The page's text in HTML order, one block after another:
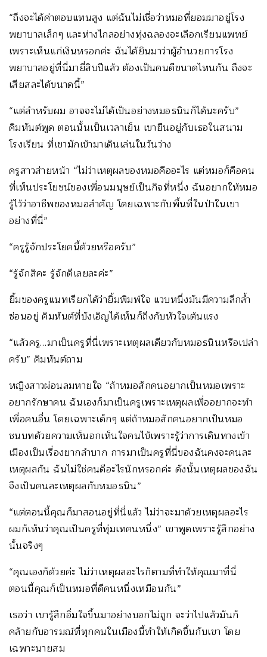
“ถึงจะได้ค่าตอบแทนสูง แต่ฉันไม่เชื่อว่าหมอที่ยอมมาอยู่โรง
พยาบาลเล็กๆ และห่างไกลอย่างทุ่งฉลองจะเลือกเรียนแพทย์
เพราะเห็นแก่เงินหรอกค่ะ ฉันได้ยินมาว่าผู้อำนวยการโรง
พยาบาลอยู่ที่นี่มายี่สิบปีแล้ว ต้องเป็นคนดีขนาดไหนกัน ถึงจะ
เสียสละได้ขนาดนี้”
“แต่สำหรับผม อาจจะไม่ได้เป็นอย่างหมอธนินก็ได้นะครับ”
คิมหันต์พูด ตอนนั้นเป็นเวลาเย็น เขายืนอยู่กับเธอในสนาม
โรงเรียน ที่เขามักเข้ามาเดินเล่นในวันว่าง
ครูสาวส่ายหน้า “ไม่ว่าเหตุผลของหมอคืออะไร แต่หมอก็คือคน
ที่เห็นประโยชน์ของเพื่อนมนุษย์เป็นกิจที่หนึ่ง ฉันอยากให้หมอ
รู้ไว้ว่าอาชีพของหมอสำคัญ โดยเฉพาะกับพื้นที่ในป่าในเขา
อย่างที่นี่”
“ครูรู้จักประโยคนี้ด้วยหรือครับ”
“รู้จักสิคะ รู้จักดีเลยละค่ะ”
ยิ้มของครูแนทเรียกได้ว่ายิ้มพิมพ์ใจ แวบหนึ่งมันมีความลึกล้ำ
ซ่อนอยู่ คิมหันต์ที่บังเอิญได้เห็นก็ถึงกับหัวใจเต้นแรง
“แล้วครู…มาเป็นครูที่นี่เพราะเหตุผลเดียวกับหมอธนินหรือเปล่า
ครับ” คิมหันต์ถาม
หญิงสาวผ่อนลมหายใจ “ถ้าหมอสักคนอยากเป็นหมอเพราะ
อยากรักษาคน ฉันเองก็มาเป็นครูเพราะเหตุผลเพื่ออยากจะทำ
เพื่อคนอื่น โดยเฉพาะเด็กๆ แต่ถ้าหมอสักคนอยากเป็นหมอ
ชนบทด้วยความเห็นอกเห็นใจคนไข้เพราะรู้ว่าการเดินทางเข้า
เมืองเป็นเรื่องยากลำบาก การมาเป็นครูที่นี่ของฉันคงจะคนละ
เหตุผลกัน ฉันไม่ใช่คนดีอะไรนักหรอกค่ะ ดังนั้นเหตุผลของฉัน
จึงเป็นคนละเหตุผลกับหมอธนิน”
“แต่ตอนนี้คุณก็มาสอนอยู่ที่นี่แล้ว ไม่ว่าจะมาด้วยเหตุผลอะไร
ผมก็เห็นว่าคุณเป็นครูที่ทุ่มเทคนหนึ่ง” เขาพูดเพราะรู้สึกอย่าง
นั้นจริงๆ
“คุณเองก็ด้วยค่ะ ไม่ว่าเหตุผลอะไรก็ตามที่ทำให้คุณมาที่นี่
ตอนนี้คุณก็เป็นหมอที่ดีคนหนึ่งเหมือนกัน”
เธอว่า เขารู้สึกอิ่มใจขึ้นมาอย่างบอกไม่ถูก จะว่าไปแล้วมันก็
คล้ายกับอารมณ์ที่ทุกคนในเมืองนี้ทำให้เกิดขึ้นกับเขา โดย
เฉพาะนายสม